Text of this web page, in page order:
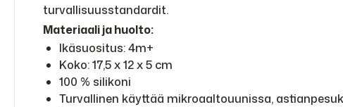
turvallisuusstandardit.
Materiaali ja huolto:
Ikäsuositus: 4m+
Koko: 17,5 x 12 x 5 cm
100 % silikoni
Turvallinen käyttää mikroaaltouunissa,